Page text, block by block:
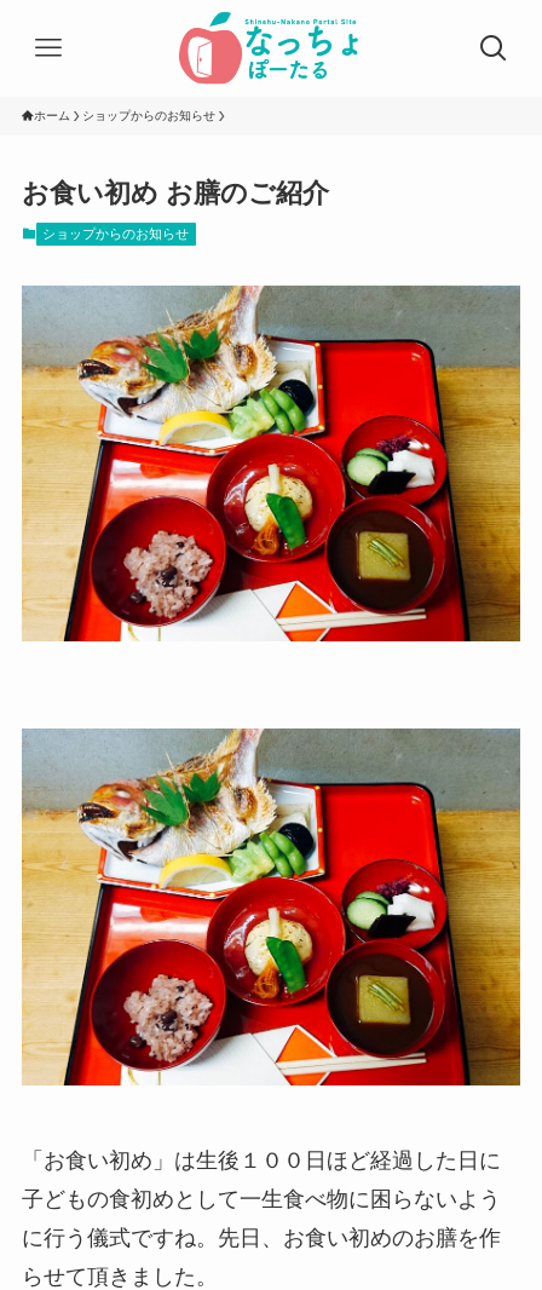
ホーム ショップからのお知らせ
お食い初め お膳のご紹介
ショップからのお知らせ
「お食い初め」は生後１００日ほど経過した日に
子どもの食初めとして一生食べ物に困らないよう
に行う儀式ですね。先日、お食い初めのお膳を作
らせて頂きました。